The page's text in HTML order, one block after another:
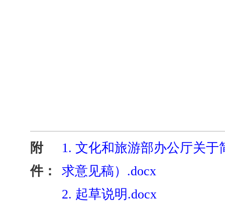
附
件：
1. 文化和旅游部办公厅关于
求意见稿）.docx
2. 起草说明.docx